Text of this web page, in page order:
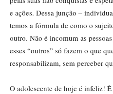
e ações. Dessa junção –
temos a fórmula de como o
outro. Não é incomum as
esses “outros” só fazem o que
responsabilizam, sem perceber
O adolescente de hoje é infeliz!